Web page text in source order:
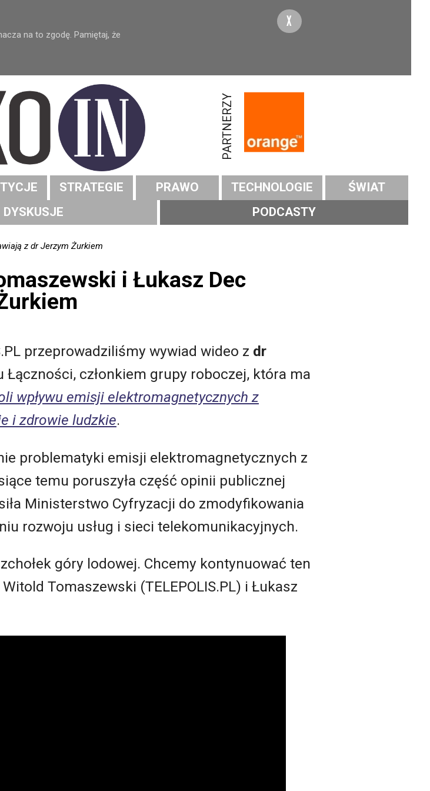
na to zgodę. Pamiętaj, że
X
PARTNERZY
STRATEGIE PRAWO TECHNOLOGIE
ŚWIAT
DYSKUSJE PODCASTY
z dr Jerzym Żurkiem
i Łukasz Dec
przeprowadziliśmy wywiad wideo z dr
członkiem grupy roboczej, która ma
wpływu emisji elektromagnetycznych z
i zdrowie ludzkie.
problematyki emisji elektromagnetycznych z
temu poruszyła część opinii publicznej
Ministerstwo Cyfryzacji do zmodyfikowania
rozwoju usług i sieci telekomunikacyjnych.
góry lodowej. Chcemy kontynuować ten
Tomaszewski (TELEPOLIS.PL) i Łukasz